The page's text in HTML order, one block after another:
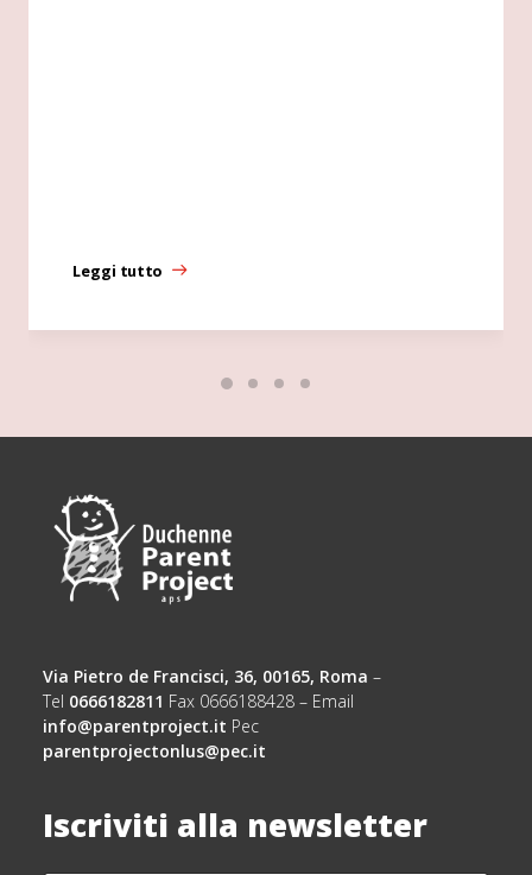
Leggi tutto
Via Pietro de Francisci, 36, 00165, Roma –
Tel 0666182811 Fax 0666188428 – Email
info@parentproject.it Pec
parentprojectonlus@pec.it
Iscriviti alla newsletter